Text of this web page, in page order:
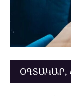
ՕԳՏԱԿԱՐ,